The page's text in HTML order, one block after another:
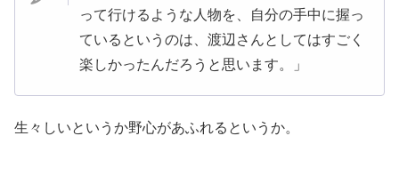
って行けるような人物を、自分の手中に握っ
ているというのは、渡辺さんとしてはすごく
楽しかったんだろうと思います。」
生々しいというか野心があふれるというか。